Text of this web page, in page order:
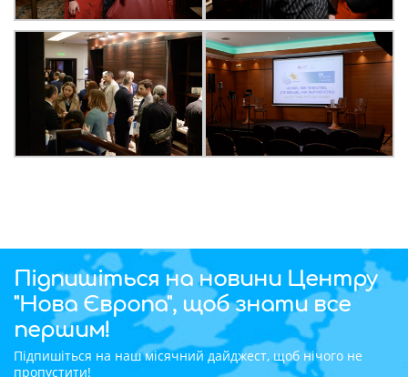
Підпишіться на новини Центру
"Нова Європа", щоб знати все
першим!
Підпишіться на наш місячний дайджест, щоб нічого не
пропустити!